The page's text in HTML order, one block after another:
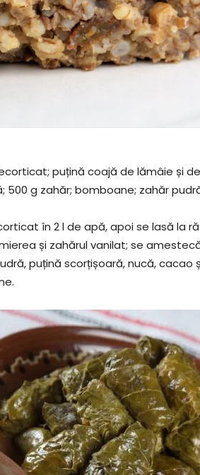
puțină coajă de lămâie și
g zahăr; bomboane; zahăr
în 2 l de apă, apoi se lasă la
și zahărul vanilat; se
puțină scorțișoară, nucă, cacao